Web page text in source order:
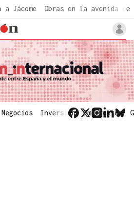
a Jácome Obras en la avenida de
Negocios Inversión Emergentes